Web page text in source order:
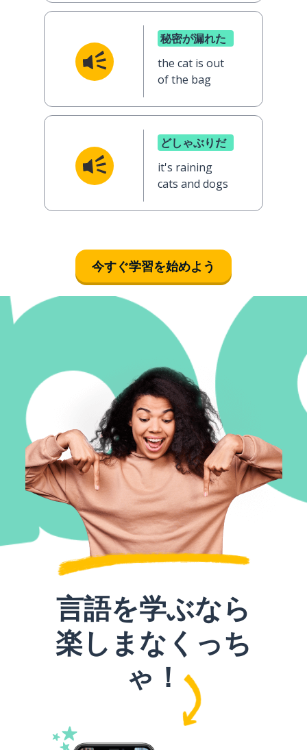
秘密が漏れた
the cat is out
of the bag
どしゃぶりだ
it's raining
cats and dogs
今すぐ学習を始めよう
言語を学ぶなら
楽しまなくっち
ゃ！